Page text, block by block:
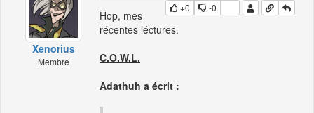
Xenorius
Membre
+0
-0
Hop, mes
récentes léctures.
C.O.W.L.
Adathuh a écrit :